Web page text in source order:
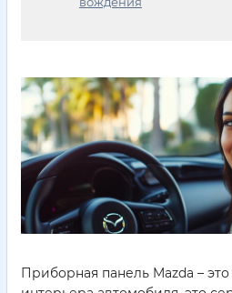
Приборная панель Mazda –